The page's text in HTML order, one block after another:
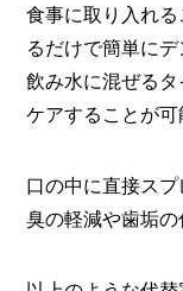
食事に取り入れ
るだけで簡単に
飲み水に混ぜる
ケアすることが可
口の中に直接ス
臭の軽減や歯垢の